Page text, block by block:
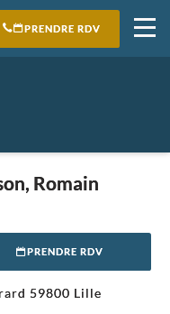
PRENDRE RDV
Romain
PRENDRE RDV
59800 Lille